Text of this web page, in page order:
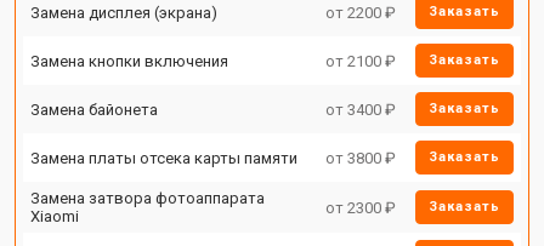
Замена дисплея (экрана) от 2200 ₽ Заказать
Замена кнопки включения от 2100 ₽ Заказать
Замена байонета от 3400 ₽ Заказать
Замена платы отсека карты памяти от 3800 ₽ Заказать
Замена затвора фотоаппарата
Xiaomi
от 2300 ₽ Заказать